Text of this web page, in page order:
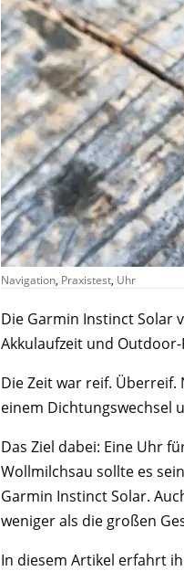
Navigation, Praxistest, Uhr
Die Garmin Instinct Solar
Akkulaufzeit und
Die Zeit war reif. Überreif.
einem Dichtungswechsel
Das Ziel dabei: Eine Uhr
Wollmilchsau sollte es
Garmin Instinct Solar.
weniger als die großen
In diesem Artikel erfahrt